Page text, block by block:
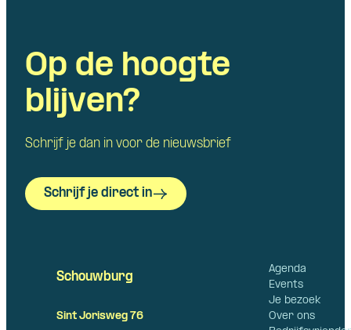
Op de hoogte
blijven?
Schrijf je dan in voor de nieuwsbrief
Schrijf je direct in
Agenda
Events
Je bezoek
Over ons
Schouwburg
Sint Jorisweg 76